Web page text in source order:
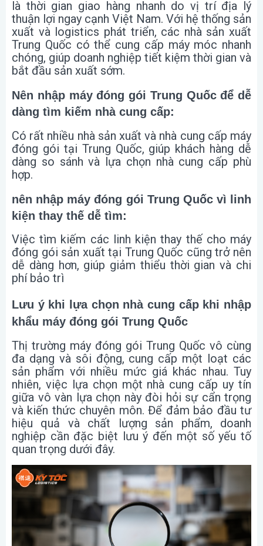
là thời gian giao hàng nhanh do vị trí địa lý
thuận lợi ngay cạnh Việt Nam. Với hệ thống sản
xuất và logistics phát triển, các nhà sản xuất
Trung Quốc có thể cung cấp máy móc nhanh
chóng, giúp doanh nghiệp tiết kiệm thời gian và
bắt đầu sản xuất sớm.
Nên nhập máy đóng gói Trung Quốc để dễ
dàng tìm kiếm nhà cung cấp:
Có rất nhiều nhà sản xuất và nhà cung cấp máy
đóng gói tại Trung Quốc, giúp khách hàng dễ
dàng so sánh và lựa chọn nhà cung cấp phù
hợp.
nên nhập máy đóng gói Trung Quốc vì linh
kiện thay thế dễ tìm:
Việc tìm kiếm các linh kiện thay thế cho máy
đóng gói sản xuất tại Trung Quốc cũng trở nên
dễ dàng hơn, giúp giảm thiểu thời gian và chi
phí bảo trì
Lưu ý khi lựa chọn nhà cung cấp khi nhập
khẩu máy đóng gói Trung Quốc
Thị trường máy đóng gói Trung Quốc vô cùng
đa dạng và sôi động, cung cấp một loạt các
sản phẩm với nhiều mức giá khác nhau. Tuy
nhiên, việc lựa chọn một nhà cung cấp uy tín
giữa vô vàn lựa chọn này đòi hỏi sự cẩn trọng
và kiến thức chuyên môn. Để đảm bảo đầu tư
hiệu quả và chất lượng sản phẩm, doanh
nghiệp cần đặc biệt lưu ý đến một số yếu tố
quan trọng dưới đây.